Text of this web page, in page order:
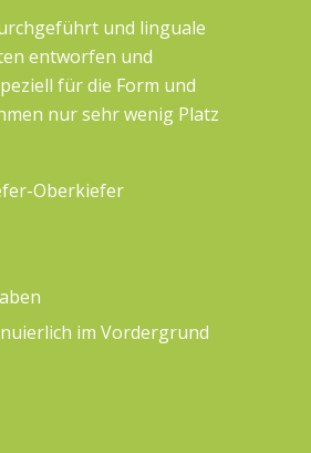
und linguale
entworfen und
für die Form und
nur sehr wenig Platz
Oberkiefer
im Vordergrund